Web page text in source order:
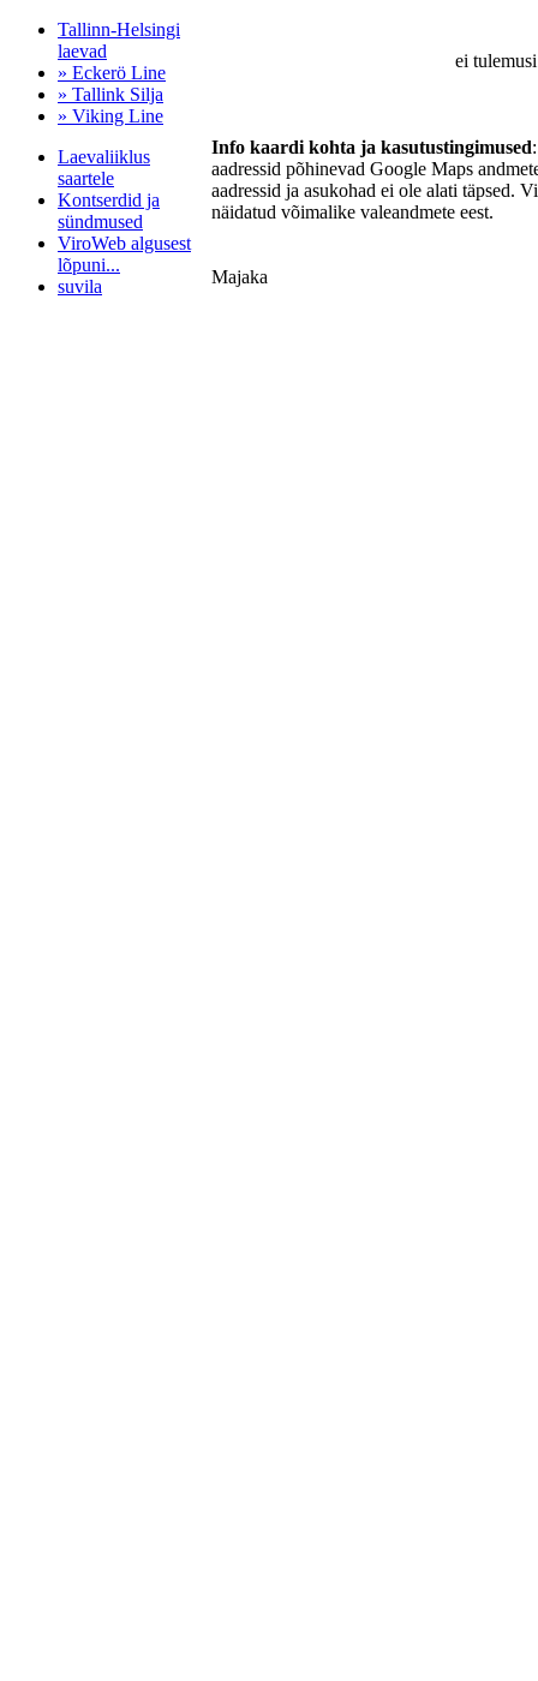
Tallinn-Helsingi
laevad
» Eckerö Line
» Tallink Silja
» Viking Line
Laevaliiklus
saartele
Kontserdid ja
sündmused
ViroWeb algusest
lõpuni...
suvila
ei
Info kaardi kohta ja kasutustingimused
aadressid põhinevad Google Maps
aadressid ja asukohad ei ole alati täpsed.
näidatud võimalike valeandmete eest.
Majaka